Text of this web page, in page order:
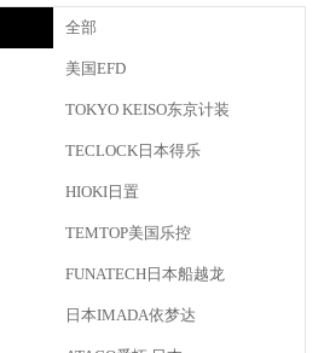
全部
美国EFD
TOKYO KEISO东京计装
TECLOCK日本得乐
HIOKI日置
TEMTOP美国乐控
FUNATECH日本船越龙
日本IMADA依梦达